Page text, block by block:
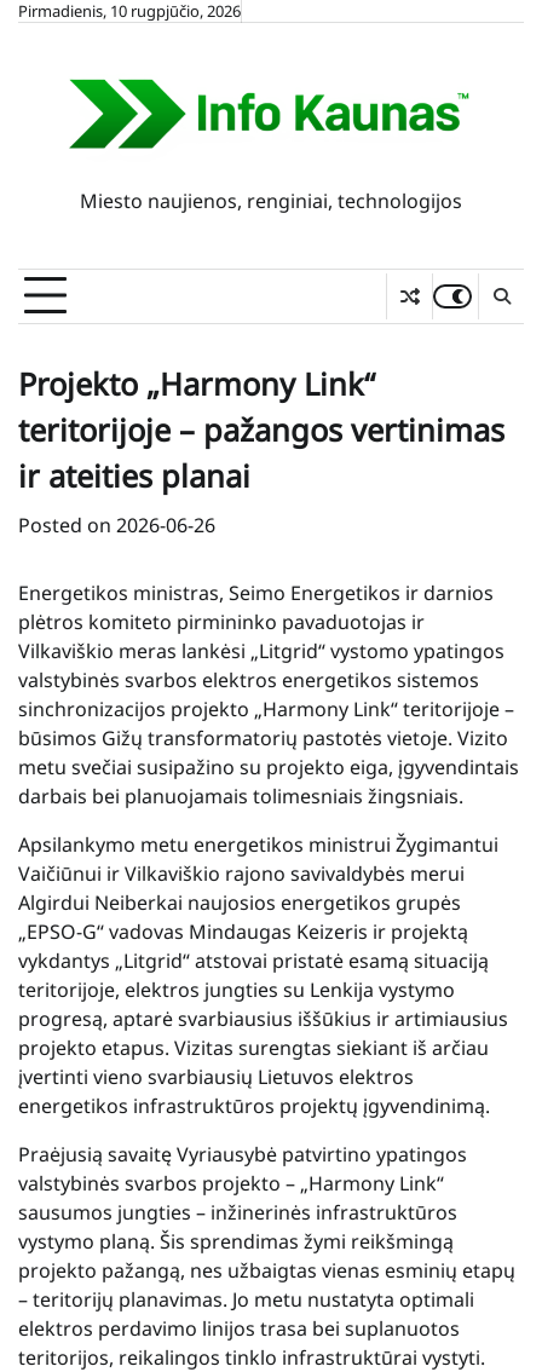
SkipPirmadienis, 10 rugpjūčio, 2026
Miesto naujienos, renginiai, technologijos
Projekto „Harmony Link“
teritorijoje – pažangos vertinimas
ir ateities planai
Posted on 2026-06-26
Energetikos ministras, Seimo Energetikos ir darnios
plėtros komiteto pirmininko pavaduotojas ir
Vilkaviškio meras lankėsi „Litgrid“ vystomo ypatingos
valstybinės svarbos elektros energetikos sistemos
sinchronizacijos projekto „Harmony Link“ teritorijoje –
būsimos Gižų transformatorių pastotės vietoje. Vizito
metu svečiai susipažino su projekto eiga, įgyvendintais
darbais bei planuojamais tolimesniais žingsniais.
Apsilankymo metu energetikos ministrui Žygimantui
Vaičiūnui ir Vilkaviškio rajono savivaldybės merui
Algirdui Neiberkai naujosios energetikos grupės
„EPSO-G“ vadovas Mindaugas Keizeris ir projektą
vykdantys „Litgrid“ atstovai pristatė esamą situaciją
teritorijoje, elektros jungties su Lenkija vystymo
progresą, aptarė svarbiausius iššūkius ir artimiausius
projekto etapus. Vizitas surengtas siekiant iš arčiau
įvertinti vieno svarbiausių Lietuvos elektros
energetikos infrastruktūros projektų įgyvendinimą.
Praėjusią savaitę Vyriausybė patvirtino ypatingos
valstybinės svarbos projekto – „Harmony Link“
sausumos jungties – inžinerinės infrastruktūros
vystymo planą. Šis sprendimas žymi reikšmingą
projekto pažangą, nes užbaigtas vienas esminių etapų
– teritorijų planavimas. Jo metu nustatyta optimali
elektros perdavimo linijos trasa bei suplanuotos
teritorijos, reikalingos tinklo infrastruktūrai vystyti.